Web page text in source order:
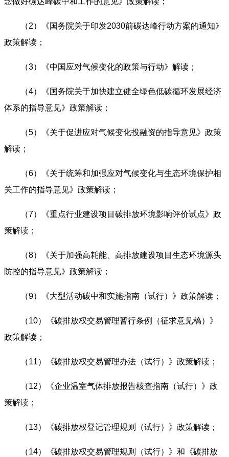
（2）
《国务院关于印发2030前碳达峰行动方案的通知》
政策解读；
（3） 《中国应对气候变化的政策与行动》解读；
（4）
《国务院关于加快建立健全绿色低碳循环发展经济
体系的指导意见》政策解读；
（5）
《关于促进应对气候变化投融资的指导意见》政策
解读；
（6）
《关于统筹和加强应对气候变化与生态环境保护相
关工作的指导意见》政策解读；
（7）
《重点行业建设项目碳排放环境影响评价试点》政
策解读；
（8）
《关于加强高耗能、高排放建设项目生态环境源头
防控的指导意见》政策解读；
（9） 《大型活动碳中和实施指南（试行）》政策解读；
（10）
《碳排放权交易管理暂行条例（征求意见稿）》
政策解读；
（11）《碳排放权交易管理办法（试行）》政策解读；
（12）
《企业温室气体排放报告核查指南（试行）》政
策解读；
（13） 《碳排放权登记管理规则（试行）》政策解读；
（14）
《碳排放权交易管理规则（试行）》和《碳排放